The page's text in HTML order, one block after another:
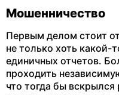
Мошенничество
Первым делом стоит
не только хоть какой-
единичных отчетов.
проходить
что тогда бы